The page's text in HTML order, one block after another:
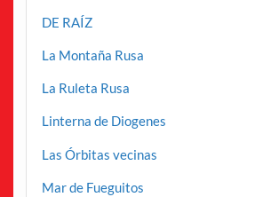
DE RAÍZ
La Montaña Rusa
La Ruleta Rusa
Linterna de Diogenes
Las Órbitas vecinas
Mar de Fueguitos